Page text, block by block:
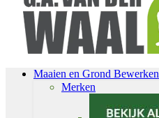
Maaien en Grond Bewerken
Merken